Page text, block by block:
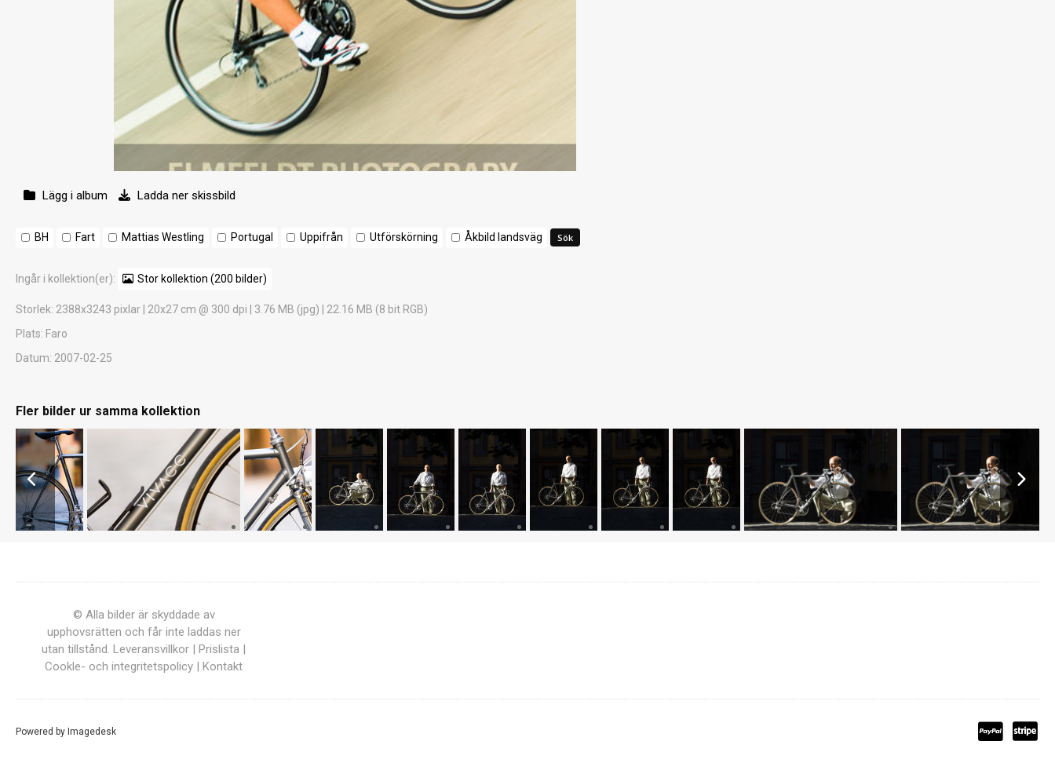
Lägg i album Ladda ner skissbild
BH Fart Mattias Westling Portugal Uppifrån Utförskörning Åkbild landsväg
Ingår i kollektion(er): Stor kollektion (200 bilder)
Storlek: 2388x3243 pixlar | 20x27 cm @ 300 dpi | 3.76 MB (jpg) | 22.16 MB (8 bit RGB)
Plats: Faro
Datum: 2007-02-25
Fler bilder ur samma kollektion
© Alla bilder är skyddade av
upphovsrätten och får inte laddas ner
utan tillstånd. Leveransvillkor | Prislista |
Cookle- och integritetspolicy | Kontakt
Powered by Imagedesk